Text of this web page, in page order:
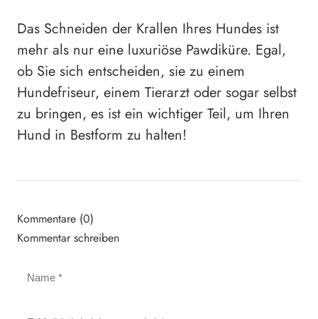
Das Schneiden der Krallen Ihres Hundes ist
mehr als nur eine luxuriöse Pawdiküre. Egal,
ob Sie sich entscheiden, sie zu einem
Hundefriseur, einem Tierarzt oder sogar selbst
zu bringen, es ist ein wichtiger Teil, um Ihren
Hund in Bestform zu halten!
Kommentare (0)
Kommentar schreiben